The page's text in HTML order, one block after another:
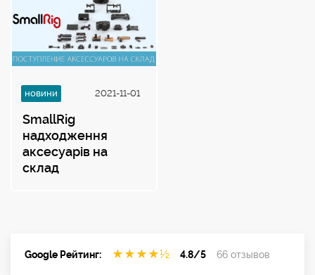
новини 2021-11-01
SmallRig
надходження
аксесуарів на
склад
Google Рейтинг: ★ ★ ★ ★½ 4.8/5 66 отзывов